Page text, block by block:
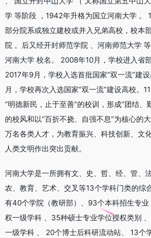
学 等阶段 ，1942年升格为国立河南大学 。
部分院系或独立建校或并入兄弟高校，校本
院 。后又经开封师范学院 、河南师范大学
河南大学 校名。 2008年10月，学校进入省
2017年9月，学校入选首批国家“双一流”建
月，学校再次入选国家“双一流”建设高校。
“明德新民，止于至善”的校训，形成“团结、
的校风和以“百折不挠、自强不息”为核心的
万名各类人才，为教育振兴、科技创新、文
人类文明作出突出贡献。
河南大学是一所拥有文、史、哲、经、管、
农、教育、艺术、交叉等13个学科门类的综
有40个学院（教研部）、93个本科招生专
权一级学科 、35种硕士专业学位授权类别
一级学科 、 20个博士后科研流动站、 13个